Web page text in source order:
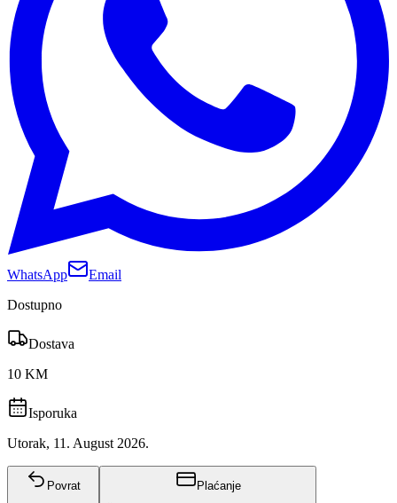
WhatsApp
Email
Dostupno
Dostava
10 KM
Isporuka
Utorak, 11. August 2026.
Povrat
Plaćanje